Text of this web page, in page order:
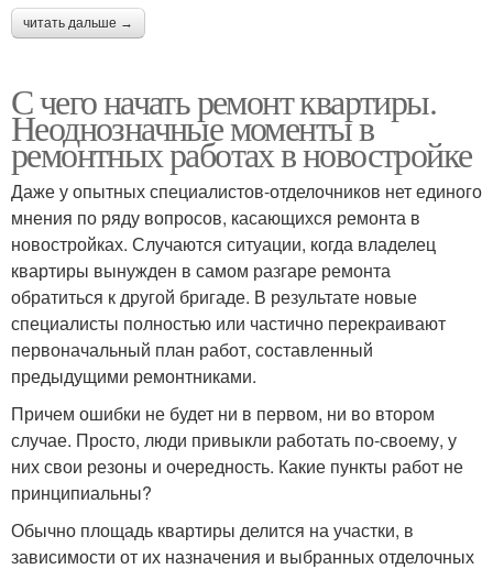
читать дальше →
С чего начать ремонт квартиры.
Неоднозначные моменты в
ремонтных работах в новостройке
Даже у опытных специалистов-отделочников нет единого
мнения по ряду вопросов, касающихся ремонта в
новостройках. Случаются ситуации, когда владелец
квартиры вынужден в самом разгаре ремонта
обратиться к другой бригаде. В результате новые
специалисты полностью или частично перекраивают
первоначальный план работ, составленный
предыдущими ремонтниками.
Причем ошибки не будет ни в первом, ни во втором
случае. Просто, люди привыкли работать по-своему, у
них свои резоны и очередность. Какие пункты работ не
принципиальны?
Обычно площадь квартиры делится на участки, в
зависимости от их назначения и выбранных отделочных